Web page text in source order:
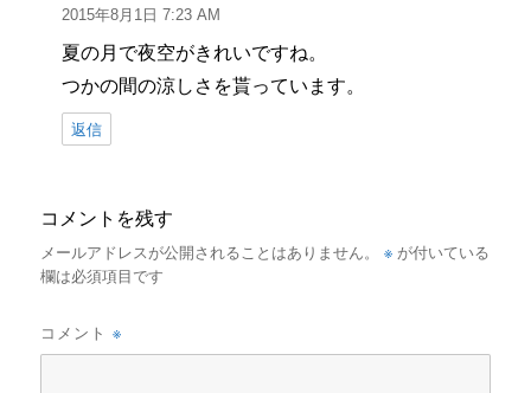
り:
2015年8月1日 7:23 AM
夏の月で夜空がきれいですね。
つかの間の涼しさを貰っています。
返信
コメントを残す
メールアドレスが公開されることはありません。 ※ が付いている
欄は必須項目です
コメント※